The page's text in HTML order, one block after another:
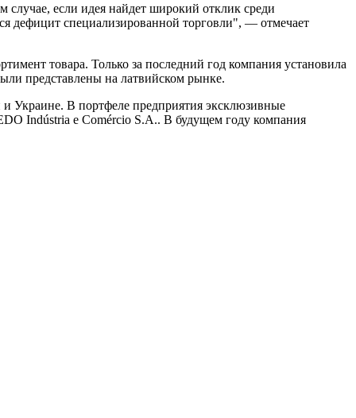
если идея найдет широкий отклик среди
дефицит специализированной торговли", — отмечает
товара. Только за последний год компания установила
представлены на латвийском рынке.
Украине. В портфеле предприятия эксклюзивные
Indústria e Comércio S.A.. В будущем году компания